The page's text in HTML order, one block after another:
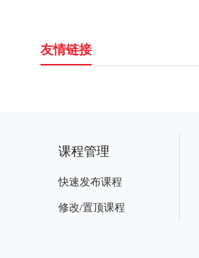
友情链接
课程管理
快速发布课程
修改/置顶课程